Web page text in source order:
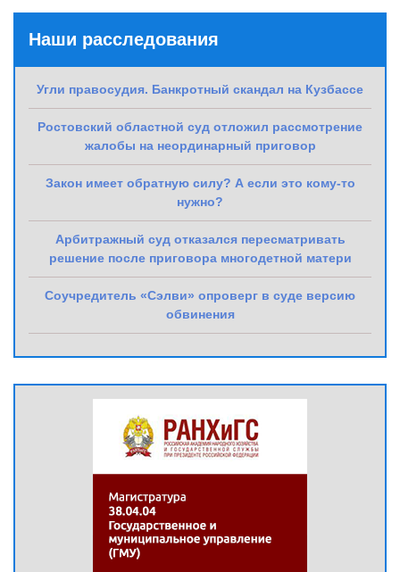
Наши расследования
Угли правосудия. Банкротный скандал на Кузбассе
Ростовский областной суд отложил рассмотрение
жалобы на неординарный приговор
Закон имеет обратную силу? А если это кому-то
нужно?
Арбитражный суд отказался пересматривать
решение после приговора многодетной матери
Соучредитель «Сэлви» опроверг в суде версию
обвинения